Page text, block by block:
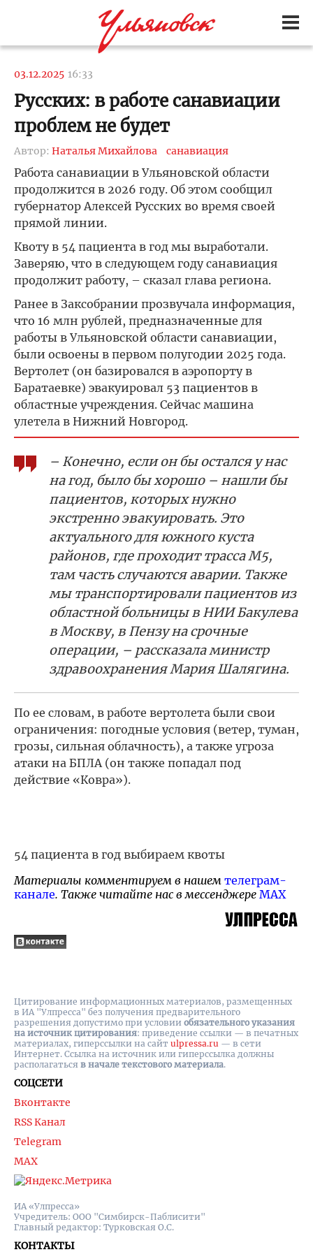
03.12.2025 16:33
Русских: в работе санавиации
проблем не будет
Автор: Наталья Михайлова санавиация
Работа санавиации в Ульяновской области
продолжится в 2026 году. Об этом сообщил
губернатор Алексей Русских во время своей
прямой линии.
Квоту в 54 пациента в год мы выработали.
Заверяю, что в следующем году санавиация
продолжит работу, – сказал глава региона.
Ранее в Заксобрании прозвучала информация,
что 16 млн рублей, предназначенные для
работы в Ульяновской области санавиации,
были освоены в первом полугодии 2025 года.
Вертолет (он базировался в аэропорту в
Баратаевке) эвакуировал 53 пациентов в
областные учреждения. Сейчас машина
улетела в Нижний Новгород.
– Конечно, если он бы остался у нас
на год, было бы хорошо – нашли бы
пациентов, которых нужно
экстренно эвакуировать. Это
актуального для южного куста
районов, где проходит трасса М5,
там часть случаются аварии. Также
мы транспортировали пациентов из
областной больницы в НИИ Бакулева
в Москву, в Пензу на срочные
операции, – рассказала министр
здравоохранения Мария Шалягина.
По ее словам, в работе вертолета были свои
ограничения: погодные условия (ветер, туман,
грозы, сильная облачность), а также угроза
атаки на БПЛА (он также попадал под
действие «Ковра»).
54 пациента в год выбираем квоты
Материалы комментируем в нашем телеграм-
канале. Также читайте нас в мессенджере MAX
ИА «Улпресса»
Учредитель: ООО "Симбирск-Паблисити"
Главный редактор: Турковская О.С.
КОНТАКТЫ
СОЦСЕТИ
Вконтакте
RSS Канал
Telegram
MAX
Цитирование информационных материалов, размещенных
в ИА "Улпресса" без получения предварительного
разрешения допустимо при условии обязательного указания
на источник цитирования: приведение ссылки — в печатных
материалах, гиперссылки на cайт ulpressa.ru — в сети
Интернет. Ссылка на источник или гиперссылка должны
располагаться в начале текстового материала.